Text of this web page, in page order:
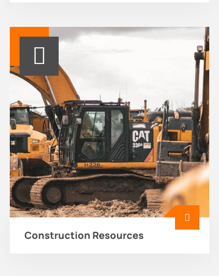
Construction Resources